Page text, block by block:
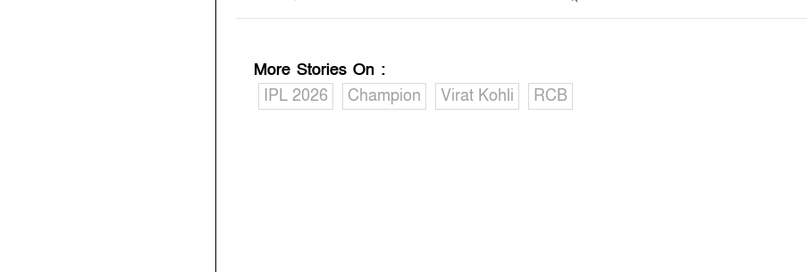
More Stories On :
IPL 2026
Champion Virat Kohli RCB